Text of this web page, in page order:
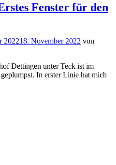
Fenster für den
202218. November 2022 von
Dettingen unter Teck ist im
In erster Linie hat mich